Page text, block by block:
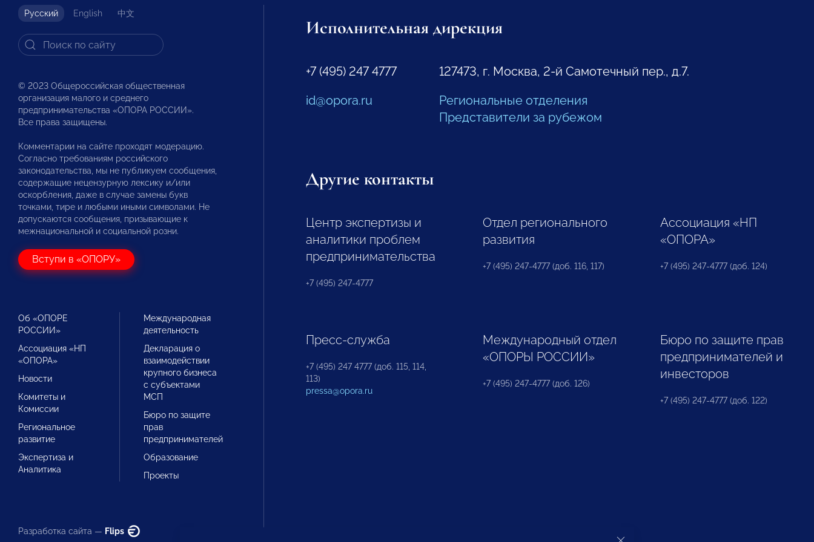
Русский English 中文
© 2023 Общероссийская общественная
организация малого и среднего
предпринимательства «ОПОРА РОССИИ».
Все права защищены.
Комментарии на сайте проходят модерацию.
Согласно требованиям российского
законодательства, мы не публикуем сообщения,
содержащие нецензурную лексику и/или
оскорбления, даже в случае замены букв
точками, тире и любыми иными символами. Не
допускаются сообщения, призывающие к
межнациональной и социальной розни.
Вступи в «ОПОРУ»
Об «ОПОРЕ
РОССИИ»
Ассоциация «НП
«ОПОРА»
Новости
Комитеты и
Комиссии
Региональное
развитие
Экспертиза и
Аналитика
Международная
деятельность
Декларация о
взаимодействии
крупного бизнеса
с субъектами
МСП
Бюро по защите
прав
предпринимателей
Образование
Проекты
Разработка сайта — Flips
Исполнительная дирекция
+7 (495) 247 4777
id@opora.ru
127473, г. Москва, 2-й Самотечный пер., д.7.
Региональные отделения
Представители за рубежом
Другие контакты
Центр экспертизы и
аналитики проблем
предпринимательства
+7 (495) 247-4777
Отдел регионального
развития
+7 (495) 247-4777 (доб. 116, 117)
Ассоциация «НП
«ОПОРА»
+7 (495) 247-4777 (доб. 124)
Пресс-служба
+7 (495) 247 4777 (доб. 115, 114,
113)
pressa@opora.ru
Международный отдел
«ОПОРЫ РОССИИ»
+7 (495) 247-4777 (доб. 126)
Бюро по защите прав
предпринимателей и
инвесторов
+7 (495) 247-4777 (доб. 122)